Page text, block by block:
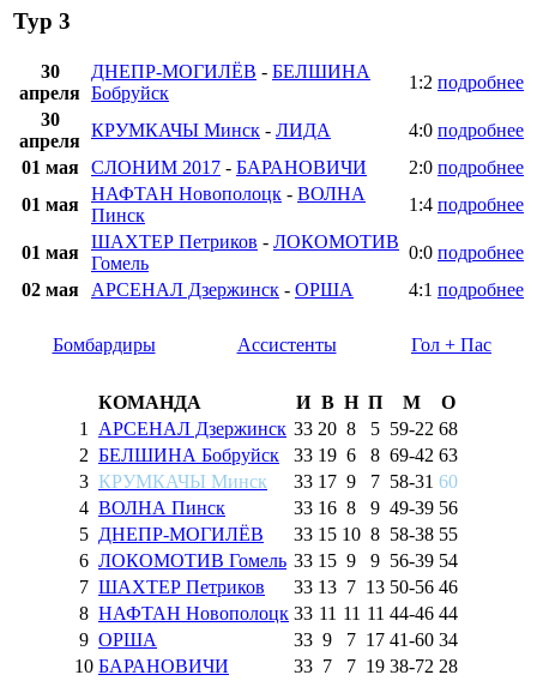
Тур 3
30
апреля
ДНЕПР-МОГИЛЁВ - БЕЛШИНА
Бобруйск
1:2 подробнее
30
апреля
КРУМКАЧЫ Минск - ЛИДА 4:0 подробнее
01 мая
СЛОНИМ 2017 - БАРАНОВИЧИ 2:0 подробнее
01 мая
НАФТАН Новополоцк - ВОЛНА
Пинск
1:4 подробнее
01 мая
ШАХТЕР Петриков - ЛОКОМОТИВ
Гомель
0:0 подробнее
02 мая
АРСЕНАЛ Дзержинск - ОРША 4:1 подробнее
Бомбардиры Ассистенты Гол + Пас
КОМАНДА И В Н П М
О
1
АРСЕНАЛ Дзержинск 33 20 8 5 59-22 68
2 БЕЛШИНА Бобруйск 33 19 6 8 69-42 63
3 КРУМКАЧЫ Минск 33 17 9 7 58-31 60
4 ВОЛНА Пинск 33 16 8 9 49-39 56
5 ДНЕПР-МОГИЛЁВ 33 15 10 8 58-38 55
6 ЛОКОМОТИВ Гомель 33 15 9 9 56-39 54
7 ШАХТЕР Петриков 33 13 7 13 50-56 46
8 НАФТАН Новополоцк 33 11 11 11 44-46 44
9 ОРША 33 9 7 17 41-60 34
10 БАРАНОВИЧИ 33 7 7 19 38-72 28